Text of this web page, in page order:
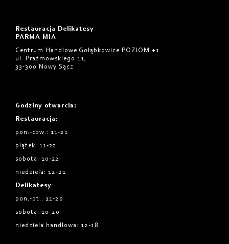
Restauracja Delikatesy
PARMA MIA
Centrum Handlowe Gołąbkowice POZIOM +1
ul. Prażmowskiego 11,
33-300 Nowy Sącz
Godziny otwarcia :
Restauracja :
pon.-czw.: 11-21
piątek: 11-22
sobota: 10-22
niedziela: 12-21
Delikatesy:
pon.-pt.: 11-20
sobota: 10-20
niedziela handlowa: 12-18